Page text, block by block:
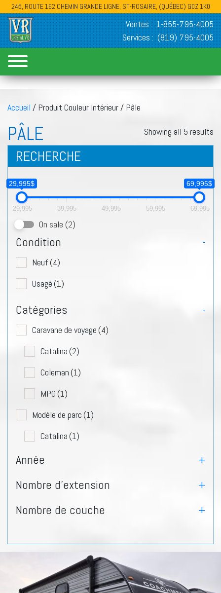
245, ROUTE 162 CHEMIN GRANDE LIGNE, ST-ROSAIRE, (QUÉBEC) G0Z 1K0
Ventes : 1-855-795-4005
Services : (819) 795-4005
Accueil / Produit Couleur Intérieur / Pâle
PÂLE Showing all 5 results
RECHERCHE
29,995$ 69,995$
29,995 39,995 49,995 59,995 69,995
On sale (2)
Condition -
Neuf (4)
Usagé(1)
Catégories -
Caravane de voyage (4)
Catalina(2)
Coleman (1)
MPG(1)
Modèle de parc(1)
Catalina (1)
Année
+
Nombre d'extension
+
Nombre de couche
+